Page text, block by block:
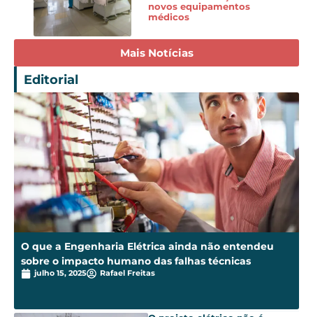
novos equipamentos
médicos
Mais Notícias
Editorial
O que a Engenharia Elétrica ainda não entendeu
sobre o impacto humano das falhas técnicas
julho 15, 2025 Rafael Freitas